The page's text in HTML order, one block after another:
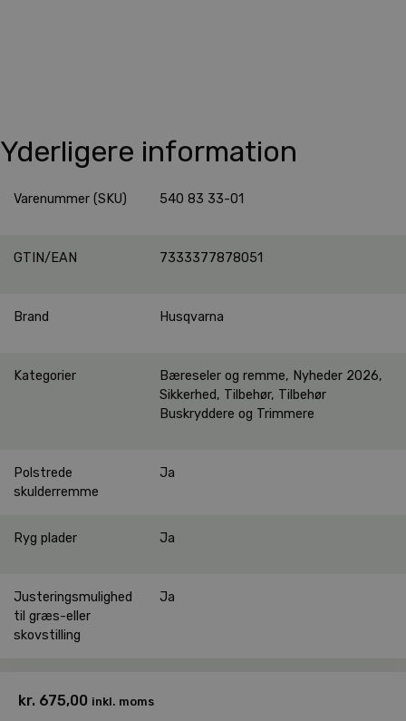
Yderligere information
Varenummer (SKU) 540 83 33-01
GTIN/EAN 7333377878051
Brand Husqvarna
Kategorier Bæreseler og remme, Nyheder 2026,
Sikkerhed, Tilbehør, Tilbehør
Buskryddere og Trimmere
Polstrede
skulderremme
Ja
Ryg plader Ja
Justeringsmulighed
til græs-eller
skovstilling
Ja
kr. 675,00 inkl. moms